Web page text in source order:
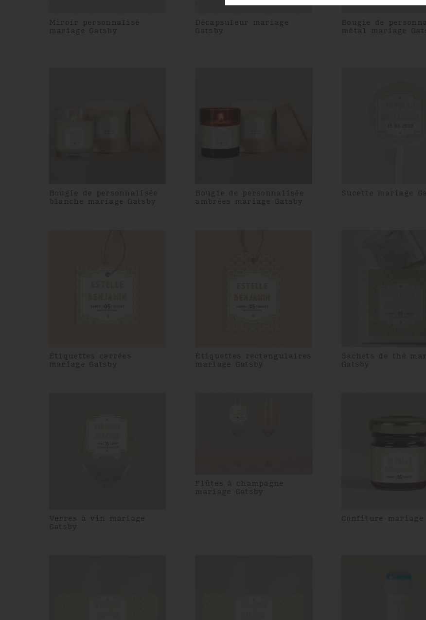
Miroir personnalisé
mariage Gatsby
Décapsuleur mariage
Gatsby
Bougie de
métal mariage
Bougie de personnalisée
blanche mariage Gatsby
Bougie de personnalisée
ambrées mariage Gatsby
Sucette mariage
Étiquettes carrées
mariage Gatsby
Étiquettes rectangulaires
mariage Gatsby
Sachets de thé
Gatsby
Verres à vin mariage
Gatsby
Flûtes à champagne
mariage Gatsby
Confiture mariage